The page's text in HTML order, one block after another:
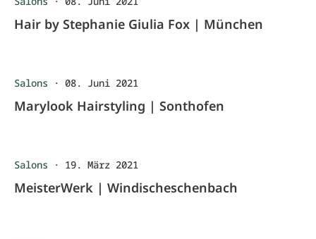
Hair by Stephanie Giulia Fox | München
Salons · 08. Juni 2021
Marylook Hairstyling | Sonthofen
Salons · 19. März 2021
MeisterWerk | Windischeschenbach